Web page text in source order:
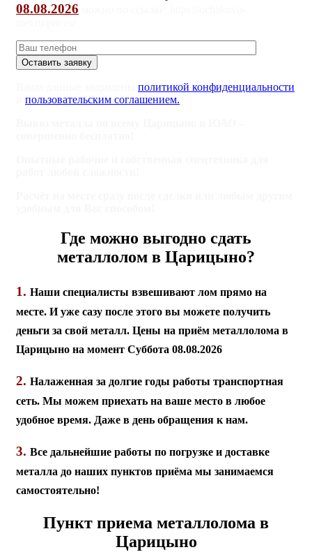
08.08.2026
политикой конфиденциальности
пользовательским соглашением.
Где можно выгодно сдать
металлолом в Царицыно?
1. Наши специалисты взвешивают лом прямо на
месте. И уже сазу после этого вы можете получить
деньги за свой металл. Цены на приём металлолома в
Царицыно на момент Суббота 08.08.2026
2. Налаженная за долгие годы работы транспортная
сеть. Мы можем приехать на ваше место в любое
удобное время. Даже в день обращения к нам.
3. Все дальнейшие работы по погрузке и доставке
металла до наших пунктов приёма мы занимаемся
самостоятельно!
Пункт приема металлолома в
Царицыно